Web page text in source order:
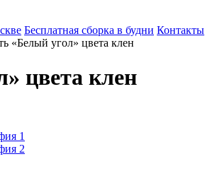
Бесплатная сборка в будни Контакты
«Белый угол» цвета клен
цвета клен